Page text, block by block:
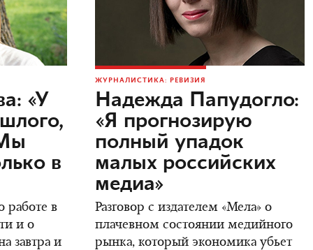
«У
в
работе в
и о
завтра и
ЖУРНАЛИСТИКА: РЕВИЗИЯ
Надежда Папудогло:
«Я прогнозирую
полный упадок
малых российских
медиа»
Разговор с издателем «Мела» о
плачевном состоянии медийного
рынка, который экономика убьет